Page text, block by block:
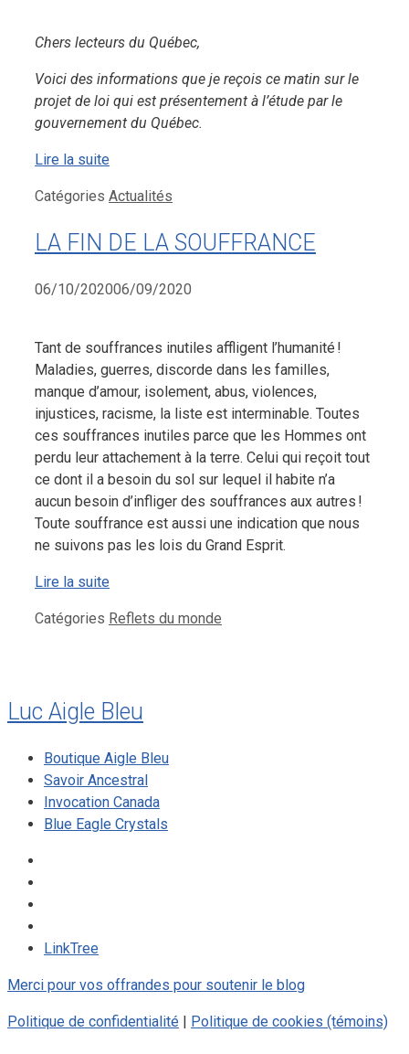
Chers lecteurs du Québec,
Voici des informations que je reçois ce matin sur le
projet de loi qui est présentement à l’étude par le
gouvernement du Québec.
Lire la suite
Catégories Actualités
LA FIN DE LA SOUFFRANCE
06/10/202006/09/2020
Tant de souffrances inutiles affligent l’humanité !
Maladies, guerres, discorde dans les familles,
manque d’amour, isolement, abus, violences,
injustices, racisme, la liste est interminable. Toutes
ces souffrances inutiles parce que les Hommes ont
perdu leur attachement à la terre. Celui qui reçoit tout
ce dont il a besoin du sol sur lequel il habite n’a
aucun besoin d’infliger des souffrances aux autres !
Toute souffrance est aussi une indication que nous
ne suivons pas les lois du Grand Esprit.
Lire la suite
Catégories Reflets du monde
Luc Aigle Bleu
Boutique Aigle Bleu
Savoir Ancestral
Invocation Canada
Blue Eagle Crystals
LinkTree
Merci pour vos offrandes pour soutenir le blog
Politique de confidentialité | Politique de cookies (témoins)